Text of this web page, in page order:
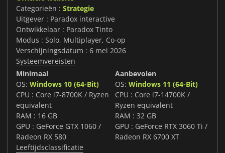
Categorieën : Strategie
Uitgever : Paradox interactive
Ontwikkelaar : Paradox Tinto
Modus : Solo, Multiplayer, Co-op
Verschijningsdatum : 6 mei 2026
Systeemvereisten
Minimaal
OS: Windows 10 (64-Bit)
CPU : Core i7-8700K / Ryzen
equivalent
RAM : 16 GB
GPU : GeForce GTX 1060 /
Radeon RX 580
Aanbevolen
OS: Windows 11 (64-Bit)
CPU : Core i7-14700K /
Ryzen equivalent
RAM : 32 GB
GPU : GeForce RTX 3060 Ti /
Radeon RX 6700 XT
Leeftijdsclassificatie